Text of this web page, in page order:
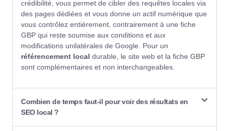
crédibilité, vous permet de cibler des requêtes locales via
des pages dédiées et vous donne un actif numérique que
vous contrôlez entièrement, contrairement à une fiche
GBP qui reste soumise aux conditions et aux
modifications unilatérales de Google. Pour un
référencement local durable, le site web et la fiche GBP
sont complémentaires et non interchangeables.
Combien de temps faut-il pour voir des résultats en
SEO local ?